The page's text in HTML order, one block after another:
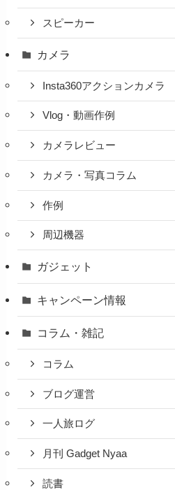
スピーカー
カメラ
Insta360アクションカメラ
Vlog・動画作例
カメラレビュー
カメラ・写真コラム
作例
周辺機器
ガジェット
キャンペーン情報
コラム・雑記
コラム
ブログ運営
一人旅ログ
月刊 Gadget Nyaa
読書